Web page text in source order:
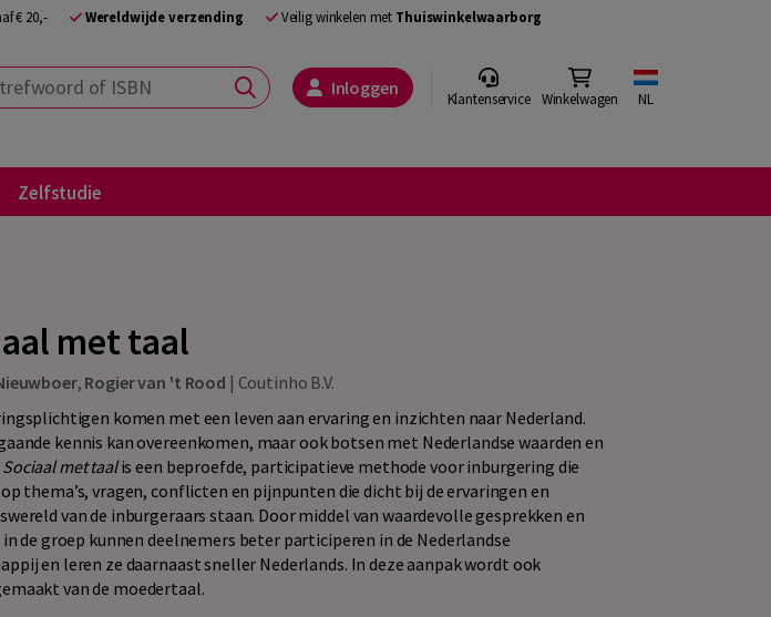
€ 20,- Wereldwijde verzending Veilig winkelen met Thuiswinkelwaarborg
of ISBN Inloggen Klantenservice Winkelwagen NL
Zelfstudie
met taal
, Rogier van 't Rood | Coutinho B.V.
komen met een leven aan ervaring en inzichten naar Nederland.
kennis kan overeenkomen, maar ook botsen met Nederlandse waarden en
Sociaal met taalis een beproefde, participatieve methode voor inburgering die
thema’s, vragen, conflicten en pijnpunten die dicht bij de ervaringen en
van de inburgeraars staan. Door middel van waardevolle gesprekken en
de groep kunnen deelnemers beter participeren in de Nederlandse
en leren ze daarnaast sneller Nederlands. In deze aanpak wordt ook
van de moedertaal.